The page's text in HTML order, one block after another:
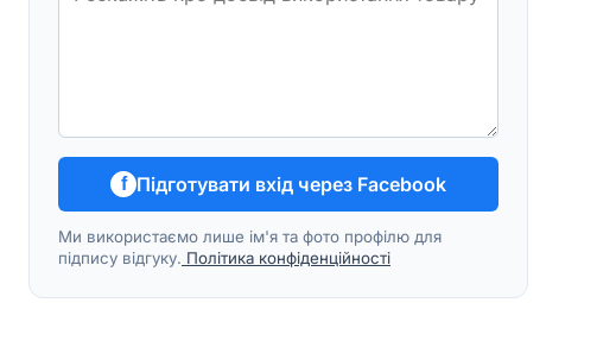
f Підготувати вхід через Facebook
Ми використаємо лише ім'я та фото профілю для
підпису відгуку. Політика конфіденційності